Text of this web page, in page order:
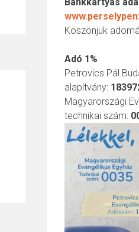
Köszönjük
Adó 1%
Petrovics Pál
alapítvány:
Magyarországi
technikai szám: